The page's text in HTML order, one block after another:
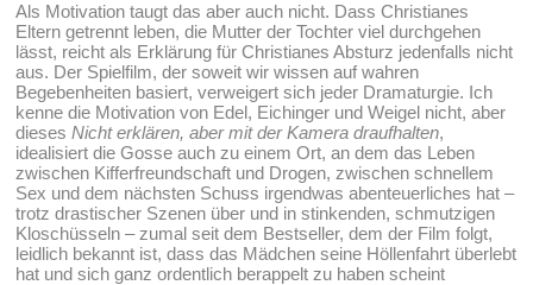
Als Motivation taugt das aber auch nicht. Dass Christianes
Eltern getrennt leben, die Mutter der Tochter viel durchgehen
lässt, reicht als Erklärung für Christianes Absturz jedenfalls nicht
aus. Der Spielfilm, der soweit wir wissen auf wahren
Begebenheiten basiert, verweigert sich jeder Dramaturgie. Ich
kenne die Motivation von Edel, Eichinger und Weigel nicht, aber
diesesNicht erklären, aber mit der Kamera draufhalten,
idealisiert die Gosse auch zu einem Ort, an dem das Leben
zwischen Kifferfreundschaft und Drogen, zwischen schnellem
Sex und dem nächsten Schuss irgendwas abenteuerliches hat –
trotz drastischer Szenen über und in stinkenden, schmutzigen
Kloschüsseln – zumal seit dem Bestseller, dem der Film folgt,
leidlich bekannt ist, dass das Mädchen seine Höllenfahrt überlebt
hat und sich ganz ordentlich berappelt zu haben scheint